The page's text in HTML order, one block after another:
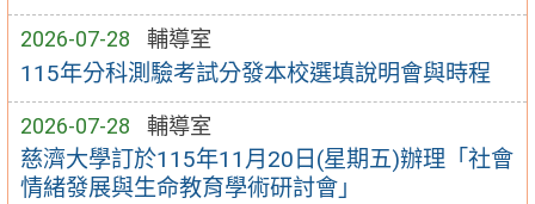
2026-07-28 輔導室
115年分科測驗考試分發本校選填說明會與時程
2026-07-28 輔導室
慈濟大學訂於115年11月20日(星期五)辦理「社會
情緒發展與生命教育學術研討會」